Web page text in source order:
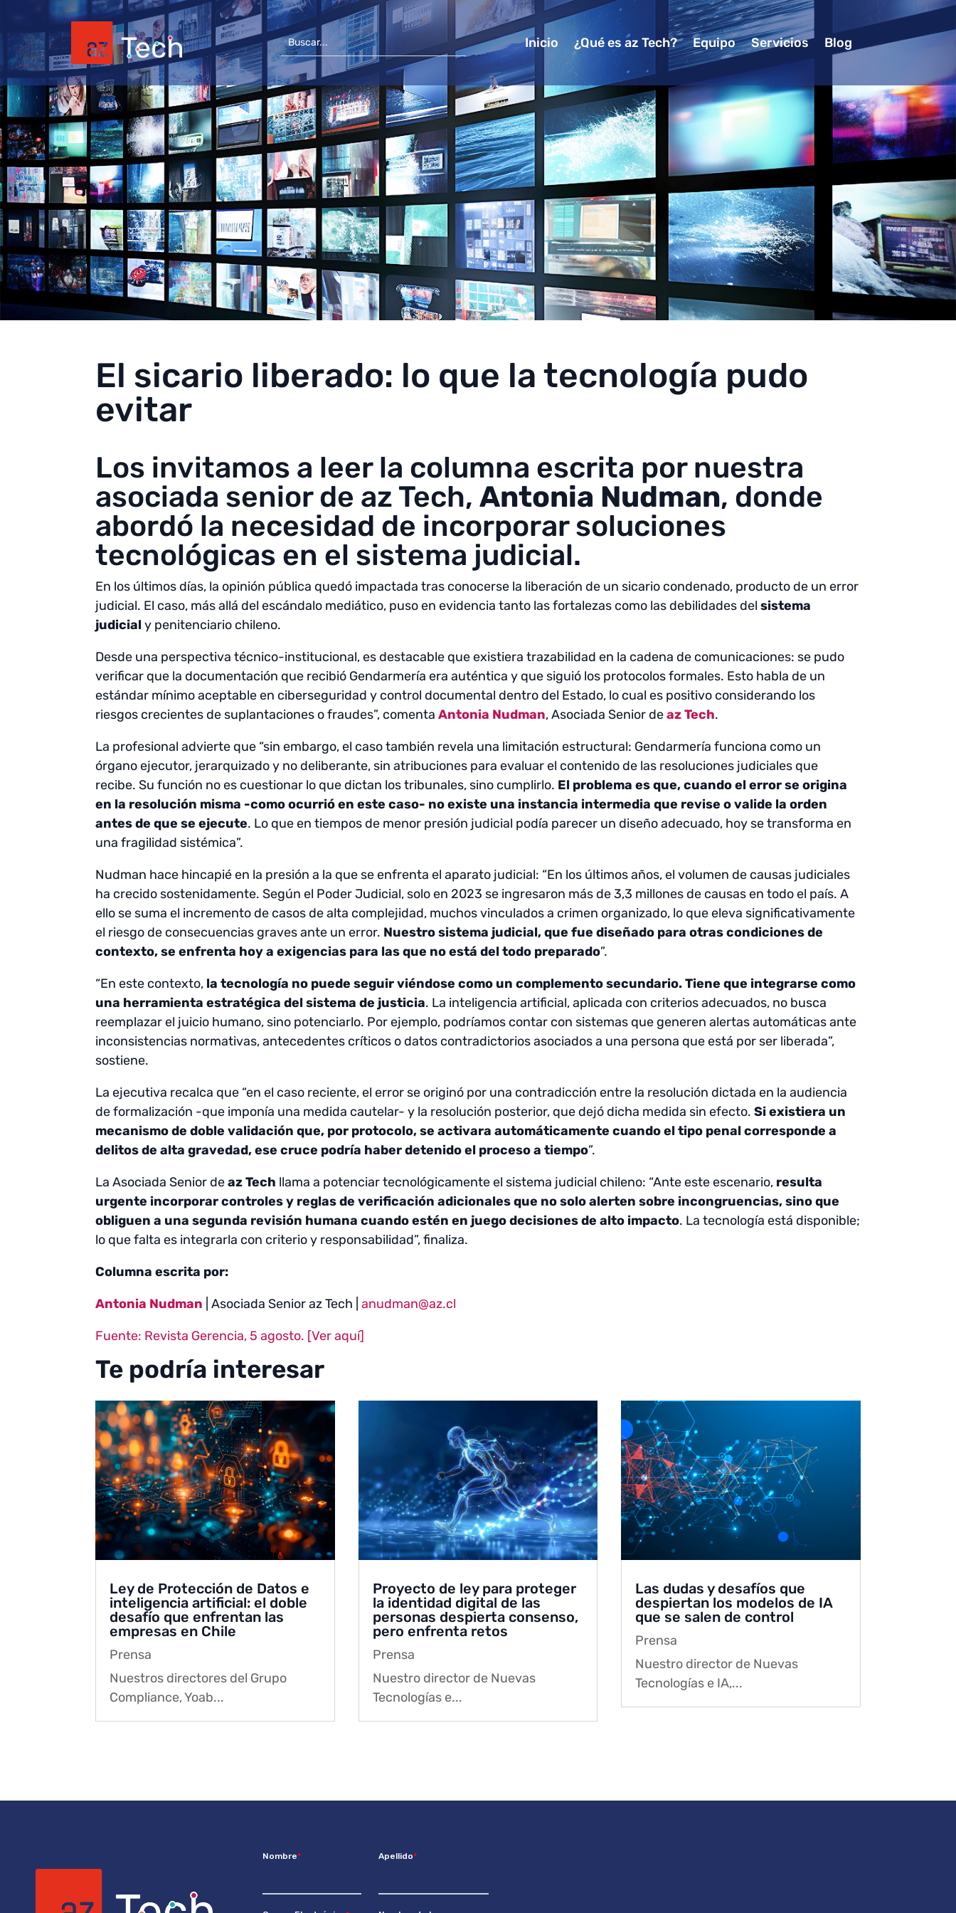
Inicio ¿Qué es az Tech? Equipo Servicios Blog
El sicario liberado: lo que la tecnología pudo
evitar
Los invitamos a leer la columna escrita por nuestra
asociada senior de az Tech,Antonia Nudman, donde
abordó la necesidad de incorporar soluciones
tecnológicas en el sistema judicial.
En los últimos días, la opinión pública quedó impactada tras conocerse la liberación de un sicario condenado, producto de un error
judicial. El caso, más allá del escándalo mediático, puso en evidencia tanto las fortalezas como las debilidades delsistema
judicial y penitenciario chileno.
Desde una perspectiva técnico-institucional, es destacable que existiera trazabilidad en la cadena de comunicaciones: se pudo
verificar que la documentación que recibió Gendarmería era auténtica y que siguió los protocolos formales. Esto habla de un
estándar mínimo aceptable en ciberseguridad y control documental dentro del Estado, lo cual es positivo considerando los
riesgos crecientes de suplantaciones o fraudes”, comentaAntonia Nudman, Asociada Senior deaz Tech.
La profesional advierte que “sin embargo, el caso también revela una limitación estructural: Gendarmería funciona como un
órgano ejecutor, jerarquizado y no deliberante, sin atribuciones para evaluar el contenido de las resoluciones judiciales que
recibe. Su función no es cuestionar lo que dictan los tribunales, sino cumplirlo. El problema es que, cuando el error se origina
en la resolución misma -como ocurrió en este caso- no existe una instancia intermedia que revise o valide la orden
antes de que se ejecute. Lo que en tiempos de menor presión judicial podía parecer un diseño adecuado, hoy se transforma en
una fragilidad sistémica”.
Nudman hace hincapié en la presión a la que se enfrenta el aparato judicial: “En los últimos años, el volumen de causas judiciales
ha crecido sostenidamente. Según el Poder Judicial, solo en 2023 se ingresaron más de 3,3 millones de causas en todo el país. A
ello se suma el incremento de casos de alta complejidad, muchos vinculados a crimen organizado, lo que eleva significativamente
el riesgo de consecuencias graves ante un error. Nuestro sistema judicial, que fue diseñado para otras condiciones de
contexto, se enfrenta hoy a exigencias para las que no está del todo preparado”.
“En este contexto, la tecnología no puede seguir viéndose como un complemento secundario. Tiene que integrarse como
una herramienta estratégica del sistema de justicia. La inteligencia artificial, aplicada con criterios adecuados, no busca
reemplazar el juicio humano, sino potenciarlo. Por ejemplo, podríamos contar con sistemas que generen alertas automáticas ante
inconsistencias normativas, antecedentes críticos o datos contradictorios asociados a una persona que está por ser liberada”,
sostiene.
La ejecutiva recalca que “en el caso reciente, el error se originó por una contradicción entre la resolución dictada en la audiencia
de formalización -que imponía una medida cautelar- y la resolución posterior, que dejó dicha medida sin efecto.Si existiera un
mecanismo de doble validación que, por protocolo, se activara automáticamente cuando el tipo penal corresponde a
delitos de alta gravedad, ese cruce podría haber detenido el proceso a tiempo”.
La Asociada Senior deaz Tech llama a potenciar tecnológicamente el sistema judicial chileno: “Ante este escenario, resulta
urgente incorporar controles y reglas de verificación adicionales que no solo alerten sobre incongruencias, sino que
obliguen a una segunda revisión humana cuando estén en juego decisiones de alto impacto. La tecnología está disponible;
lo que falta es integrarla con criterio y responsabilidad”, finaliza.
Columna escrita por:
Antonia Nudman | Asociada Senior az Tech |anudman@az.cl
Fuente: Revista Gerencia, 5 agosto. [Ver aquí]
Te podría interesar
Ley de Protección de Datos e
inteligencia artificial: el doble
desafío que enfrentan las
empresas en Chile
Prensa
Nuestros directores del Grupo
Compliance, Yoab...
Proyecto de ley para proteger
la identidad digital de las
personas despierta consenso,
pero enfrenta retos
Prensa
Nuestro director de Nuevas
Tecnologías e...
Las dudas y desafíos que
despiertan los modelos de IA
que se salen de control
Prensa
Nuestro director de Nuevas
Tecnologías e IA,...